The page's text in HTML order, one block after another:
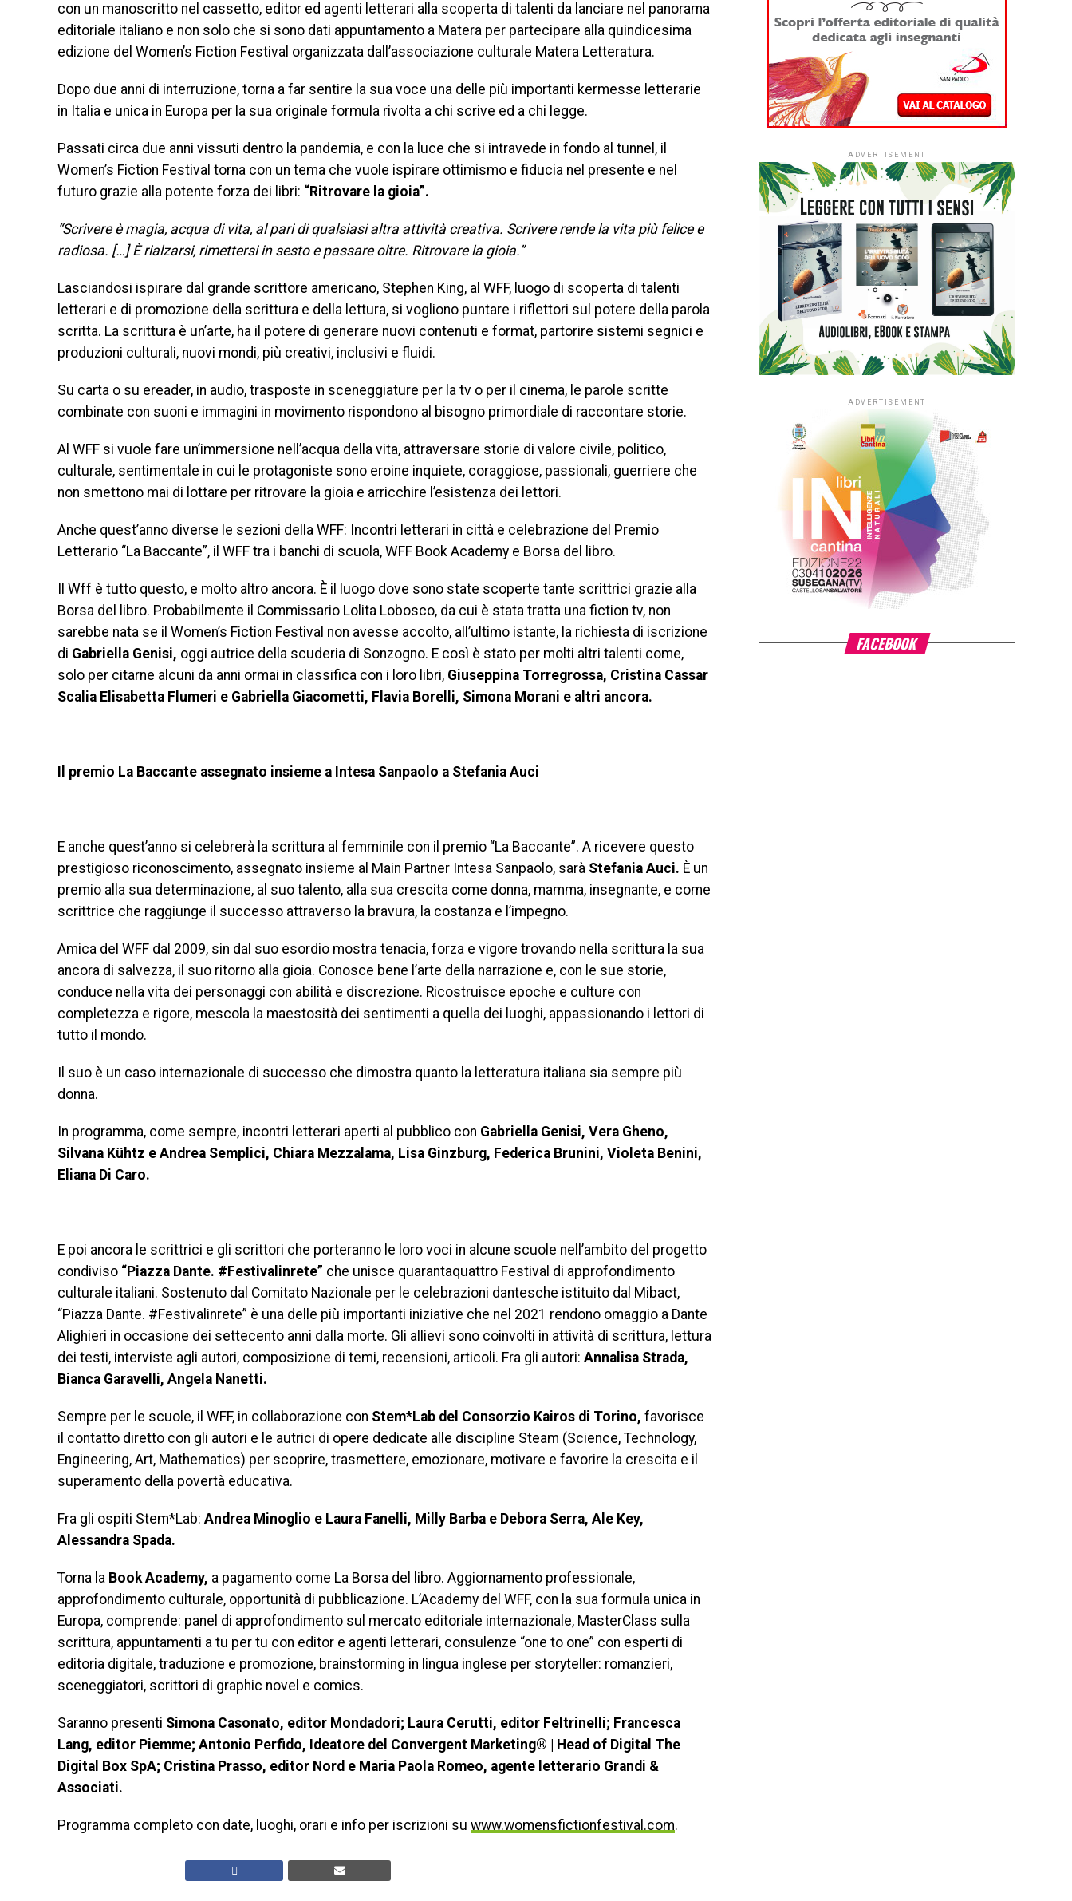
con un manoscritto nel cassetto, editor ed agenti letterari alla scoperta di talenti da lanciare nel panorama
editoriale italiano e non solo che si sono dati appuntamento a Matera per partecipare alla quindicesima
edizione del Women’s Fiction Festival organizzata dall’associazione culturale Matera Letteratura.
Dopo due anni di interruzione, torna a far sentire la sua voce una delle più importanti kermesse letterarie
in Italia e unica in Europa per la sua originale formula rivolta a chi scrive ed a chi legge.
Passati circa due anni vissuti dentro la pandemia, e con la luce che si intravede in fondo al tunnel, il
Women’s Fiction Festival torna con un tema che vuole ispirare ottimismo e fiducia nel presente e nel
futuro grazie alla potente forza dei libri: “Ritrovare la gioia”.
“Scrivere è magia, acqua di vita, al pari di qualsiasi altra attività creativa. Scrivere rende la vita più felice e
radiosa. […] È rialzarsi, rimettersi in sesto e passare oltre. Ritrovare la gioia.”
Lasciandosi ispirare dal grande scrittore americano, Stephen King, al WFF, luogo di scoperta di talenti
letterari e di promozione della scrittura e della lettura, si vogliono puntare i riflettori sul potere della parola
scritta. La scrittura è un’arte, ha il potere di generare nuovi contenuti e format, partorire sistemi segnici e
produzioni culturali, nuovi mondi, più creativi, inclusivi e fluidi.
Su carta o su ereader, in audio, trasposte in sceneggiature per la tv o per il cinema, le parole scritte
combinate con suoni e immagini in movimento rispondono al bisogno primordiale di raccontare storie.
Al WFF si vuole fare un’immersione nell’acqua della vita, attraversare storie di valore civile, politico,
culturale, sentimentale in cui le protagoniste sono eroine inquiete, coraggiose, passionali, guerriere che
non smettono mai di lottare per ritrovare la gioia e arricchire l’esistenza dei lettori.
Anche quest’anno diverse le sezioni della WFF: Incontri letterari in città e celebrazione del Premio
Letterario “La Baccante”, il WFF tra i banchi di scuola, WFF Book Academy e Borsa del libro.
Il Wff è tutto questo, e molto altro ancora. È il luogo dove sono state scoperte tante scrittrici grazie alla
Borsa del libro. Probabilmente il Commissario Lolita Lobosco, da cui è stata tratta una fiction tv, non
sarebbe nata se il Women’s Fiction Festival non avesse accolto, all’ultimo istante, la richiesta di iscrizione
di Gabriella Genisi, oggi autrice della scuderia di Sonzogno. E così è stato per molti altri talenti come,
solo per citarne alcuni da anni ormai in classifica con i loro libri, Giuseppina Torregrossa, Cristina Cassar
Scalia Elisabetta Flumeri e Gabriella Giacometti, Flavia Borelli, Simona Morani e altri ancora.
Il premio La Baccante assegnato insieme a Intesa Sanpaolo a Stefania Auci
E anche quest’anno si celebrerà la scrittura al femminile con il premio “La Baccante”. A ricevere questo
prestigioso riconoscimento, assegnato insieme al Main Partner Intesa Sanpaolo, sarà Stefania Auci. È un
premio alla sua determinazione, al suo talento, alla sua crescita come donna, mamma, insegnante, e come
scrittrice che raggiunge il successo attraverso la bravura, la costanza e l’impegno.
Amica del WFF dal 2009, sin dal suo esordio mostra tenacia, forza e vigore trovando nella scrittura la sua
ancora di salvezza, il suo ritorno alla gioia. Conosce bene l’arte della narrazione e, con le sue storie,
conduce nella vita dei personaggi con abilità e discrezione. Ricostruisce epoche e culture con
completezza e rigore, mescola la maestosità dei sentimenti a quella dei luoghi, appassionando i lettori di
tutto il mondo.
Il suo è un caso internazionale di successo che dimostra quanto la letteratura italiana sia sempre più
donna.
In programma, come sempre, incontri letterari aperti al pubblico con Gabriella Genisi, Vera Gheno,
Silvana Kühtz e Andrea Semplici, Chiara Mezzalama, Lisa Ginzburg, Federica Brunini, Violeta Benini,
Eliana Di Caro.
E poi ancora le scrittrici e gli scrittori che porteranno le loro voci in alcune scuole nell’ambito del progetto
condiviso “Piazza Dante. #Festivalinrete” che unisce quarantaquattro Festival di approfondimento
culturale italiani. Sostenuto dal Comitato Nazionale per le celebrazioni dantesche istituito dal Mibact,
“Piazza Dante. #Festivalinrete” è una delle più importanti iniziative che nel 2021 rendono omaggio a Dante
Alighieri in occasione dei settecento anni dalla morte. Gli allievi sono coinvolti in attività di scrittura, lettura
dei testi, interviste agli autori, composizione di temi, recensioni, articoli. Fra gli autori: Annalisa Strada,
Bianca Garavelli, Angela Nanetti.
Sempre per le scuole, il WFF, in collaborazione con Stem*Lab del Consorzio Kairos di Torino, favorisce
il contatto diretto con gli autori e le autrici di opere dedicate alle discipline Steam (Science, Technology,
Engineering, Art, Mathematics) per scoprire, trasmettere, emozionare, motivare e favorire la crescita e il
superamento della povertà educativa.
Fra gli ospiti Stem*Lab: Andrea Minoglio e Laura Fanelli, Milly Barba e Debora Serra, Ale Key,
Alessandra Spada.
Torna la Book Academy, a pagamento come La Borsa del libro. Aggiornamento professionale,
approfondimento culturale, opportunità di pubblicazione. L’Academy del WFF, con la sua formula unica in
Europa, comprende: panel di approfondimento sul mercato editoriale internazionale, MasterClass sulla
scrittura, appuntamenti a tu per tu con editor e agenti letterari, consulenze “one to one” con esperti di
editoria digitale, traduzione e promozione, brainstorming in lingua inglese per storyteller: romanzieri,
sceneggiatori, scrittori di graphic novel e comics.
Saranno presenti Simona Casonato, editor Mondadori; Laura Cerutti, editor Feltrinelli; Francesca
Lang, editor Piemme; Antonio Perfido, Ideatore del Convergent Marketing® | Head of Digital The
Digital Box SpA; Cristina Prasso, editor Nord e Maria Paola Romeo, agente letterario Grandi &
Associati.
Programma completo con date, luoghi, orari e info per iscrizioni su www.womensfictionfestival.com.
ADVERTISEMENT
ADVERTISEMENT
FACEBOOK